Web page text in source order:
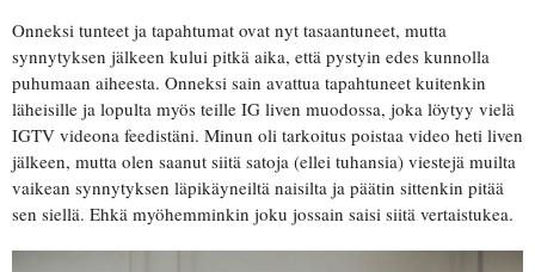
Onneksi tunteet ja tapahtumat ovat nyt tasaantuneet, mutta
synnytyksen jälkeen kului pitkä aika, että pystyin edes kunnolla
puhumaan aiheesta. Onneksi sain avattua tapahtuneet kuitenkin
läheisille ja lopulta myös teille IG liven muodossa, joka löytyy vielä
IGTV videona feedistäni. Minun oli tarkoitus poistaa video heti liven
jälkeen, mutta olen saanut siitä satoja (ellei tuhansia) viestejä muilta
vaikean synnytyksen läpikäyneiltä naisilta ja päätin sittenkin pitää
sen siellä. Ehkä myöhemminkin joku jossain saisi siitä vertaistukea.